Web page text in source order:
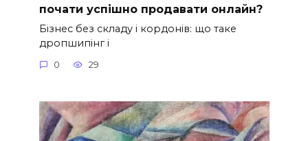
почати успішно продавати онлайн?
Бізнес без складу і кордонів: що таке
дропшипінг і
0 29